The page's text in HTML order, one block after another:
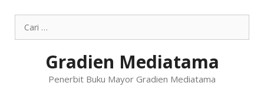
Gradien Mediatama
Penerbit Buku Mayor Gradien Mediatama